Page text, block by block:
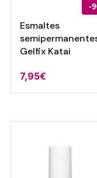
-
Esmaltes
Gelfix Katai
7,95€